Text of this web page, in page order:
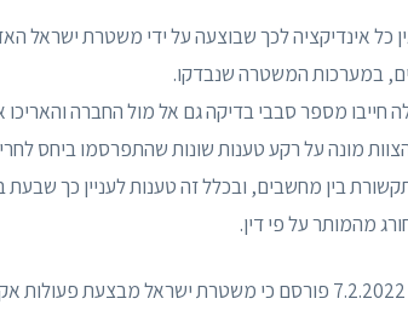
כל אינדיקציה לכך שבוצעה על ידי משטרת ישראל
במערכות המשטרה שנבדקו.
חייבו מספר סבבי בדיקה גם אל מול החברה
מונה על רקע טענות שונות שהתפרסמו ביחס
בין מחשבים, ובכלל זה טענות לעניין כך
מהמותר על פי דין.
בהמשך לפרסומים אלו, ביום 7.2.2022 פורסם כי משטרת ישראל